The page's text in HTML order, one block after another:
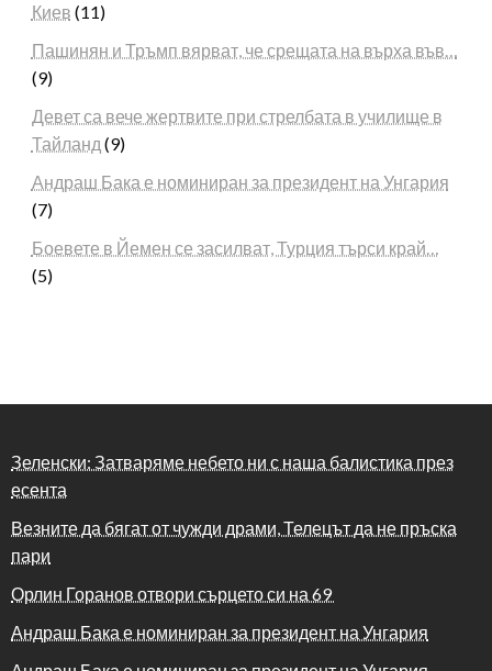
Киев (11)
Пашинян и Тръмп вярват, че срещата на върха във…
(9)
Девет са вече жертвите при стрелбата в училище в
Тайланд (9)
Андраш Бака е номиниран за президент на Унгария
(7)
Боевете в Йемен се засилват, Турция търси край…
(5)
Зеленски: Затваряме небето ни с наша балистика през
есента
Везните да бягат от чужди драми, Телецът да не пръска
пари
Орлин Горанов отвори сърцето си на 69
Андраш Бака е номиниран за президент на Унгария